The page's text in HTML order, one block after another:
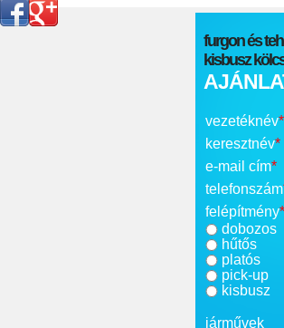
furgon és
kisbusz
vezetéknév*
keresztnév*
e-mail cím*
telefonszám
felépítmény*
dobozos
hűtős
platós
pick-up
kisbusz
járművek